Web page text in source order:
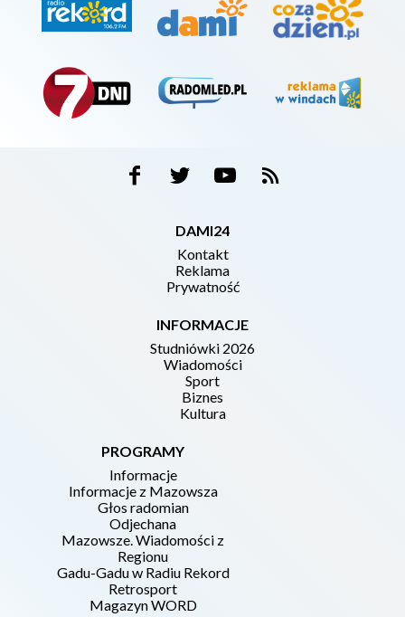
DAMI24
Kontakt
Reklama
Prywatność
INFORMACJE
Studniówki 2026
Wiadomości
Sport
Biznes
Kultura
PROGRAMY
Informacje
Informacje z Mazowsza
Głos radomian
Odjechana
Mazowsze. Wiadomości z
Regionu
Gadu-Gadu w Radiu Rekord
Retrosport
Magazyn WORD